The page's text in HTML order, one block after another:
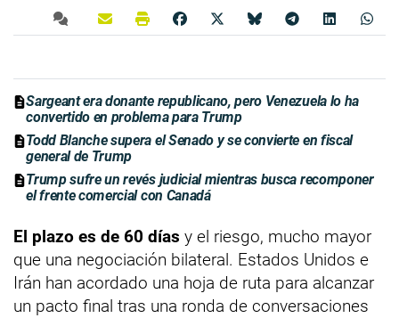
Sargeant era donante republicano, pero Venezuela lo ha
convertido en problema para Trump
Todd Blanche supera el Senado y se convierte en fiscal
general de Trump
Trump sufre un revés judicial mientras busca recomponer
el frente comercial con Canadá
El plazo es de 60 días y el riesgo, mucho mayor
que una negociación bilateral. Estados Unidos e
Irán han acordado una hoja de ruta para alcanzar
un pacto final tras una ronda de conversaciones